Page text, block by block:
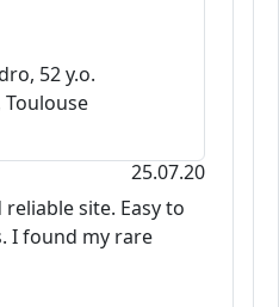
52 y.o.
Toulouse
25.07.20
site. Easy to
I found my rare